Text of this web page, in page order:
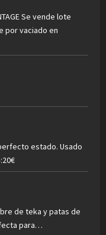
Se vende lote
por vaciado en
estado. Usado
de teka y patas de
para…